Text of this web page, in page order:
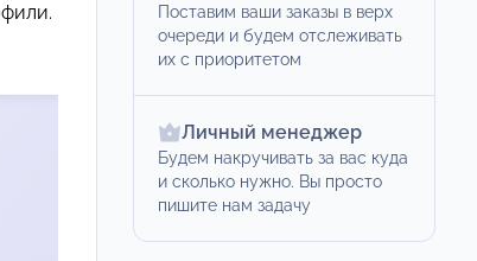
Поставим ваши заказы в верх
очереди и будем отслеживать
их с приоритетом
Личный менеджер
Будем накручивать за вас куда
и сколько нужно. Вы просто
пишите нам задачу